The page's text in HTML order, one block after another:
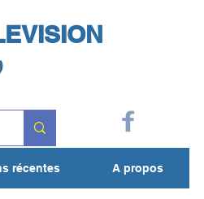
récentes A propos